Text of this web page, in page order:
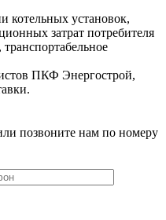
котельных установок,
затрат потребителя
ПКФ Энергострой,
позвоните нам по номеру